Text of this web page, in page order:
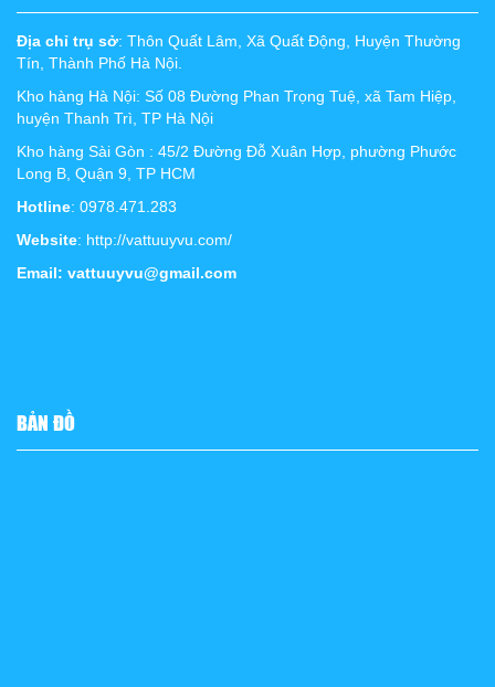
Địa chỉ trụ sở: Thôn Quất Lâm, Xã Quất Động, Huyện Thường
Tín, Thành Phố Hà Nội.
Kho hàng Hà Nội: Số 08 Đường Phan Trọng Tuệ, xã Tam Hiệp,
huyện Thanh Trì, TP Hà Nội
Kho hàng Sài Gòn : 45/2 Đường Đỗ Xuân Hợp, phường Phước
Long B, Quận 9, TP HCM
Hotline: 0978.471.283
Website: http://vattuuyvu.com/
Email: vattuuyvu@gmail.com
BẢN ĐỒ